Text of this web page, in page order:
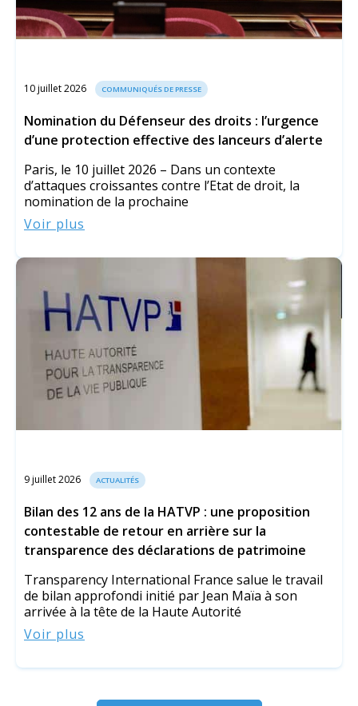
10 juillet 2026 COMMUNIQUÉS DE PRESSE
Nomination du Défenseur des droits : l’urgence
d’une protection effective des lanceurs d’alerte
Paris, le 10 juillet 2026 – Dans un contexte
d’attaques croissantes contre l’Etat de droit, la
nomination de la prochaine
Voir plus
9 juillet 2026 ACTUALITÉS
Bilan des 12 ans de la HATVP : une proposition
contestable de retour en arrière sur la
transparence des déclarations de patrimoine
Transparency International France salue le travail
de bilan approfondi initié par Jean Maïa à son
arrivée à la tête de la Haute Autorité
Voir plus